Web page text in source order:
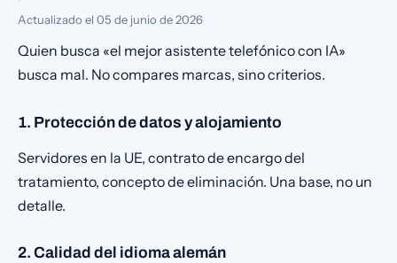
Actualizado el 05 de junio de 2026
Quien busca «el mejor asistente telefónico con IA»
busca mal. No compares marcas, sino criterios.
1. Protección de datos y alojamiento
Servidores en la UE, contrato de encargo del
tratamiento, concepto de eliminación. Una base, no un
detalle.
2. Calidad del idioma alemán